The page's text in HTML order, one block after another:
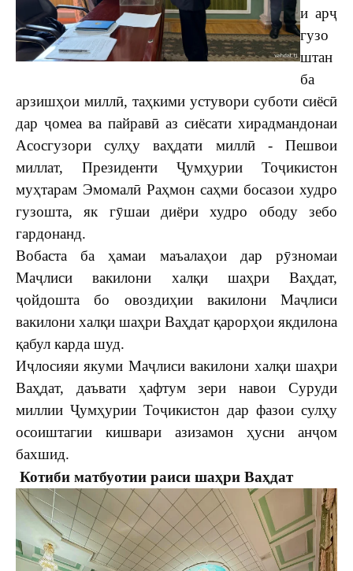
и арҷ
гузо
штан
ба
арзишҳои миллӣ, таҳкими устувори суботи сиёсӣ
дар ҷомеа ва пайравӣ аз сиёсати хирадмандонаи
Асосгузори сулҳу ваҳдати миллӣ - Пешвои
миллат, Президенти Ҷумҳурии Тоҷикистон
муҳтарам Эмомалӣ Раҳмон саҳми босазои худро
гузошта, як гӯшаи диёри худро ободу зебо
гардонанд.
Вобаста ба ҳамаи маъалаҳои дар рӯзномаи
Маҷлиси вакилони халқи шаҳри Ваҳдат,
ҷойдошта бо овоздиҳии вакилони Маҷлиси
вакилони халқи шаҳри Ваҳдат қарорҳои якдилона
қабул карда шуд.
Иҷлосияи якуми Маҷлиси вакилони халқи шаҳри
Ваҳдат, даъвати ҳафтум зери навои Суруди
миллии Ҷумҳурии Тоҷикистон дар фазои сулҳу
осоиштагии кишвари азизамон ҳусни анҷом
бахшид.
Котиби матбуотии раиси шаҳри Ваҳдат